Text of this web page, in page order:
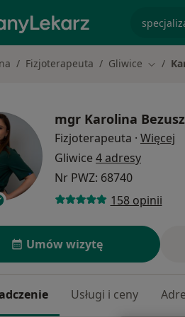
Fizjoterapeuta Gliwice Zmień
mgr Karolina
Fizjoterapeuta · Więcej
Gliwice 4 adresy
Nr PWZ: 68740
158 opinii
Umów wizytę
Usługi i ceny